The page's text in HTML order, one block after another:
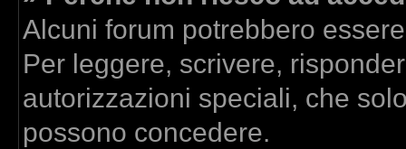
Alcuni forum potrebbero
Per leggere, scrivere,
autorizzazioni speciali, che
possono concedere.